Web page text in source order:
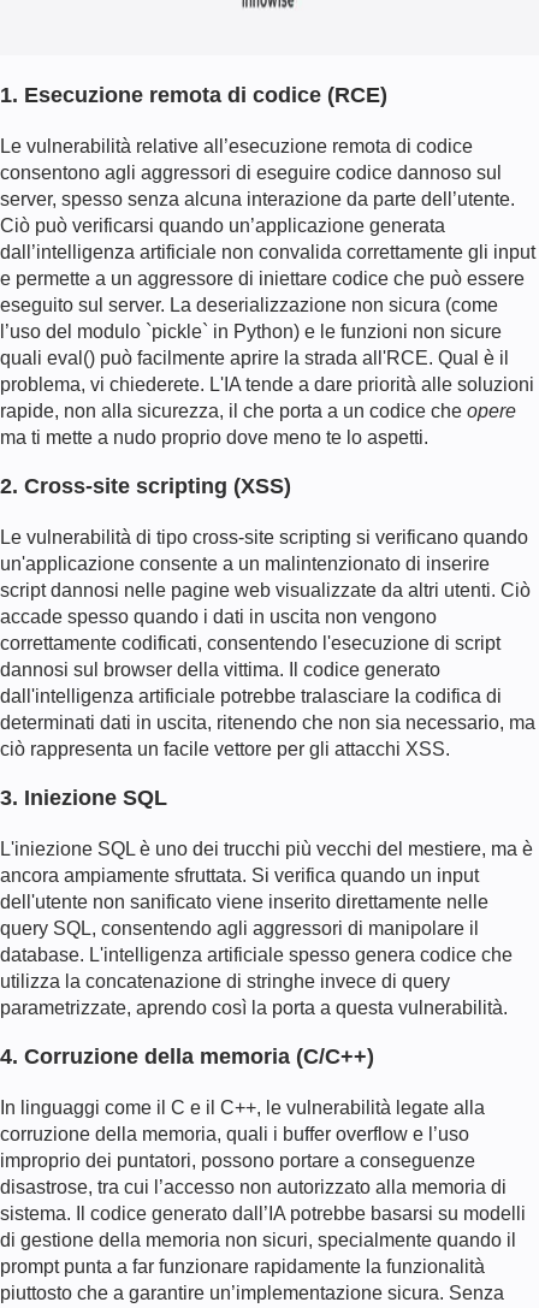
1. Esecuzione remota di codice (RCE)
Le vulnerabilità relative all’esecuzione remota di codice
consentono agli aggressori di eseguire codice dannoso sul
server, spesso senza alcuna interazione da parte dell’utente.
Ciò può verificarsi quando un’applicazione generata
dall’intelligenza artificiale non convalida correttamente gli input
e permette a un aggressore di iniettare codice che può essere
eseguito sul server. La deserializzazione non sicura (come
l’uso del modulo `pickle` in Python) e le funzioni non sicure
quali eval() può facilmente aprire la strada all'RCE. Qual è il
problema, vi chiederete. L'IA tende a dare priorità alle soluzioni
rapide, non alla sicurezza, il che porta a un codice che opere
ma ti mette a nudo proprio dove meno te lo aspetti.
2. Cross-site scripting (XSS)
Le vulnerabilità di tipo cross-site scripting si verificano quando
un'applicazione consente a un malintenzionato di inserire
script dannosi nelle pagine web visualizzate da altri utenti. Ciò
accade spesso quando i dati in uscita non vengono
correttamente codificati, consentendo l'esecuzione di script
dannosi sul browser della vittima. Il codice generato
dall'intelligenza artificiale potrebbe tralasciare la codifica di
determinati dati in uscita, ritenendo che non sia necessario, ma
ciò rappresenta un facile vettore per gli attacchi XSS.
3. Iniezione SQL
L'iniezione SQL è uno dei trucchi più vecchi del mestiere, ma è
ancora ampiamente sfruttata. Si verifica quando un input
dell'utente non sanificato viene inserito direttamente nelle
query SQL, consentendo agli aggressori di manipolare il
database. L'intelligenza artificiale spesso genera codice che
utilizza la concatenazione di stringhe invece di query
parametrizzate, aprendo così la porta a questa vulnerabilità.
4. Corruzione della memoria (C/C++)
In linguaggi come il C e il C++, le vulnerabilità legate alla
corruzione della memoria, quali i buffer overflow e l’uso
improprio dei puntatori, possono portare a conseguenze
disastrose, tra cui l’accesso non autorizzato alla memoria di
sistema. Il codice generato dall’IA potrebbe basarsi su modelli
di gestione della memoria non sicuri, specialmente quando il
prompt punta a far funzionare rapidamente la funzionalità
piuttosto che a garantire un’implementazione sicura. Senza